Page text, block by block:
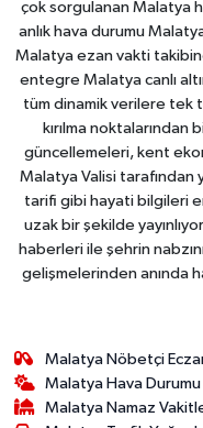
çok sorgulanan Malatya
anlık hava durumu
Malatya ezan vakti
entegre Malatya canlı
tüm dinamik verilere tek
kırılma
güncellemeleri, kent
Malatya Valisi tarafından
tarifi gibi hayati bilgileri
uzak bir şekilde
haberleri ile şehrin
gelişmelerinden anında
Malatya Nöbetçi
Malatya Hava Durumu
Malatya Namaz